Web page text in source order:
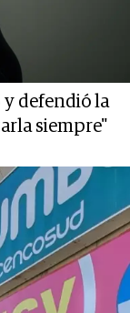
y defendió la
siempre"